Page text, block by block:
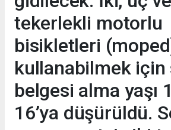
tekerlekli motorlu
bisikletleri
kullanabilmek için
belgesi alma yaşı
16’ya düşürüldü.